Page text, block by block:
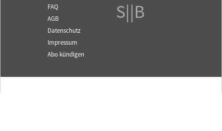
FAQ
AGB
Datenschutz
Impressum
Abo kündigen
S||B